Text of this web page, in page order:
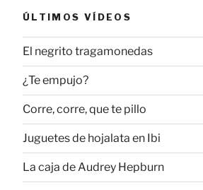
ÚLTIMOS VÍDEOS
El negrito tragamonedas
¿Te empujo?
Corre, corre, que te pillo
Juguetes de hojalata en Ibi
La caja de Audrey Hepburn